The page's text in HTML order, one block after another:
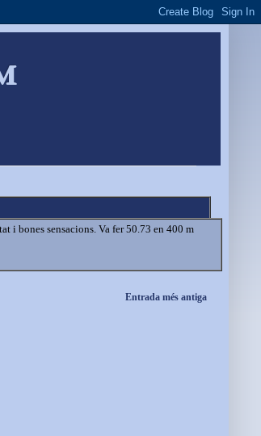
i bones sensacions. Va fer 50.73 en 400 m
Entrada més antiga